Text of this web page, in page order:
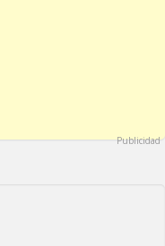
Publicidad